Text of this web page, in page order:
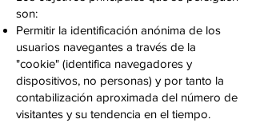
son:
Permitir la identificación anónima de los
usuarios navegantes a través de la
"cookie" (identifica navegadores y
dispositivos, no personas) y por tanto la
contabilización aproximada del número de
visitantes y su tendencia en el tiempo.